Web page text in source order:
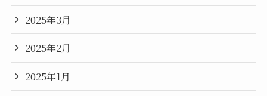
2025年3月
2025年2月
2025年1月